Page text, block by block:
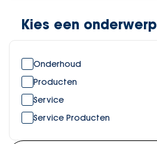
Kies een onderwerp
Onderhoud
Producten
Service
Service Producten